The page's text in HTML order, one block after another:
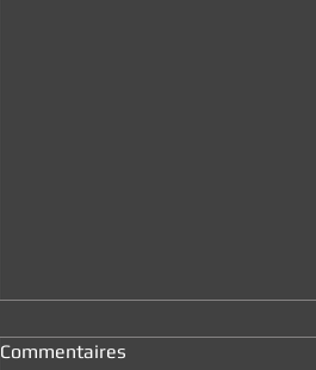
Commentaires